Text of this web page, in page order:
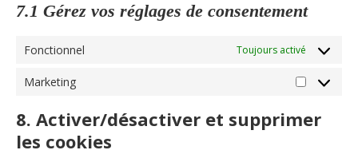
7.1 Gérez vos réglages de consentement
Fonctionnel Toujours activé
Marketing
Marketing
8. Activer/désactiver et supprimer
les cookies